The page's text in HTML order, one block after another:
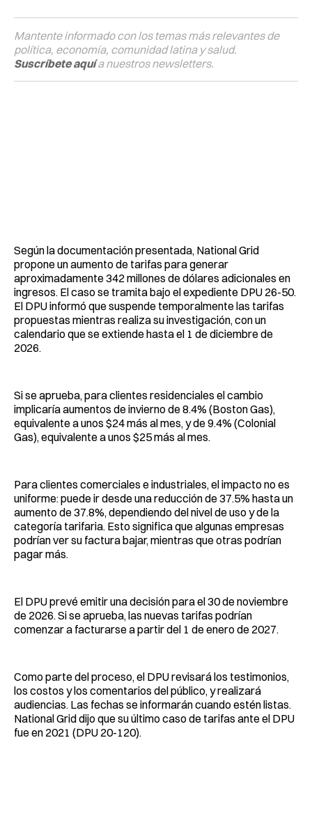
Mantente informado con los temas más relevantes de
política, economía, comunidad latina y salud.
Suscríbete aquía nuestros newsletters.
Según la documentación presentada, National Grid
propone un aumento de tarifas para generar
aproximadamente 342 millones de dólares adicionales en
ingresos. El caso se tramita bajo el expediente DPU 26-50.
El DPU informó que suspende temporalmente las tarifas
propuestas mientras realiza su investigación, con un
calendario que se extiende hasta el 1 de diciembre de
2026.
Si se aprueba, para clientes residenciales el cambio
implicaría aumentos de invierno de 8.4% (Boston Gas),
equivalente a unos $24 más al mes, y de 9.4% (Colonial
Gas), equivalente a unos $25 más al mes.
Para clientes comerciales e industriales, el impacto no es
uniforme: puede ir desde una reducción de 37.5% hasta un
aumento de 37.8%, dependiendo del nivel de uso y de la
categoría tarifaria. Esto significa que algunas empresas
podrían ver su factura bajar, mientras que otras podrían
pagar más.
El DPU prevé emitir una decisión para el 30 de noviembre
de 2026. Si se aprueba, las nuevas tarifas podrían
comenzar a facturarse a partir del 1 de enero de 2027.
Como parte del proceso, el DPU revisará los testimonios,
los costos y los comentarios del público, y realizará
audiencias. Las fechas se informarán cuando estén listas.
National Grid dijo que su último caso de tarifas ante el DPU
fue en 2021 (DPU 20-120).